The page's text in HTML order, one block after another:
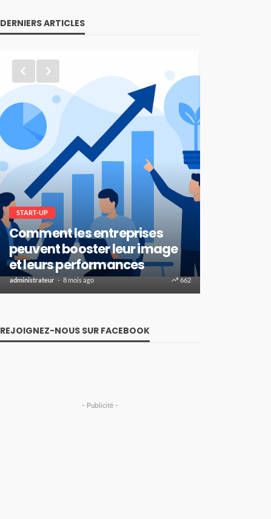
DERNIERS ARTICLES
START-UP
Comment les entreprises
peuvent booster leur image
et leurs performances
administrateur 8 mois ago 662
REJOIGNEZ-NOUS SUR FACEBOOK
- Publicité -